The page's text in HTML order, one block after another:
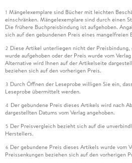
1 Mängelexemplare sind Bücher mit leichten
einschränken. Mängelexemplare sind durch einen
Die frühere Buchpreisbindung ist aufgehoben.
sich auf den gebundenen Preis eines mangelfreien
2 Diese Artikel unterliegen nicht der
wurde aufgehoben oder der Preis wurde vom
Alternative wird Ihnen auf der Artikelseite
beziehen sich auf den vorherigen Preis.
3 Durch Öffnen der Leseprobe willigen Sie ein,
Leseprobe übermittelt werden.
4 Der gebundene Preis dieses Artikels wird nach
dargestellten Datums vom Verlag angehoben.
5 Der Preisvergleich bezieht sich auf die
Herstellers.
6 Der gebundene Preis dieses Artikels wurde vom
Preissenkungen beziehen sich auf den vorherigen